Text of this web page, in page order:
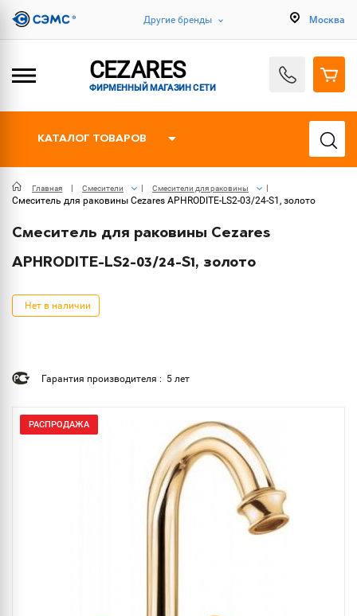
Другие бренды Москва
CEZARES
ФИРМЕННЫЙ МАГАЗИН СЕТИ
КАТАЛОГ ТОВАРОВ
Главная Смесители Смесители для раковины
Смеситель для раковины Cezares APHRODITE-LS2-03/24-S1, золото
Смеситель для раковины Cezares
APHRODITE-LS2-03/24-S1, золото
Нет в наличии
Гарантия производителя : 5 лет
РАСПРОДАЖА